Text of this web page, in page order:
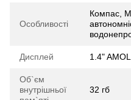
Особливості
Компас,
Дисплей 1.4"
Об`єм
внутрішньої
32 гб